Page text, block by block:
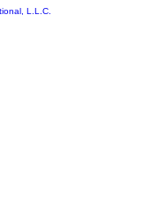
L.L.C.